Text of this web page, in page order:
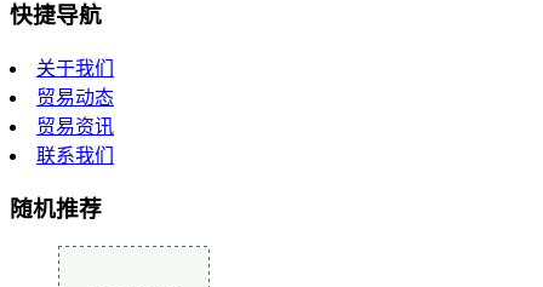
快捷导航
关于我们
贸易动态
贸易资讯
联系我们
随机推荐